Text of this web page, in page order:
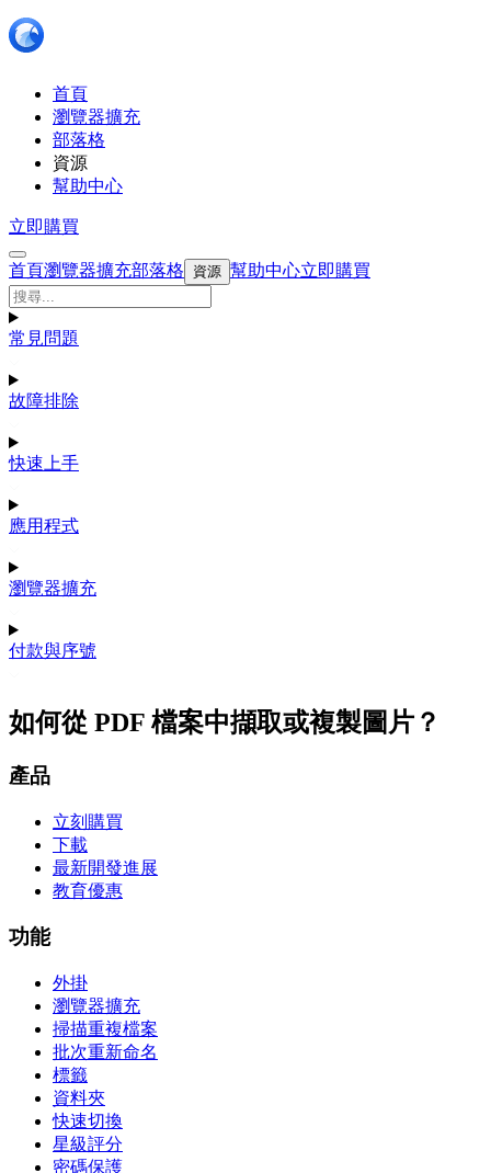
首頁
瀏覽器擴充
部落格
資源
幫助中心
立即購買
首頁瀏覽器擴充部落格 資源 幫助中心立即購買
常見問題
故障排除
快速上手
應用程式
瀏覽器擴充
付款與序號
如何從 PDF 檔案中擷取或複製圖片？
產品
立刻購買
下載
最新開發進展
教育優惠
功能
外掛
瀏覽器擴充
掃描重複檔案
批次重新命名
標籤
資料夾
快速切換
星級評分
密碼保護